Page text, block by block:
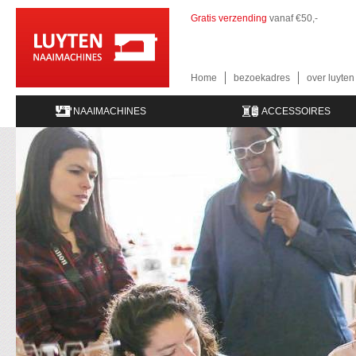
Gratis verzending vanaf €50,-
Home bezoekadres over
NAAIMACHINES ACCESSOIRES